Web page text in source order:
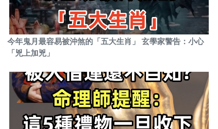
今年鬼月最容易被沖煞的「五大生肖」 玄學家警告：小心
「兇上加兇」